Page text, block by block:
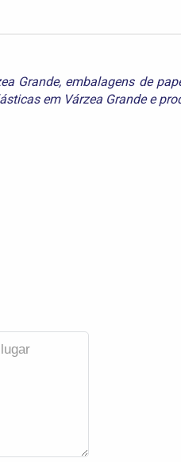
Grande, embalagens de
em Várzea Grandee